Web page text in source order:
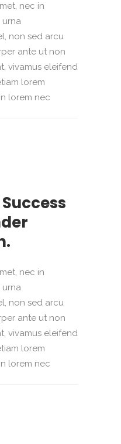
nec in
urna
non sed arcu
ante ut non
vivamus eleifend
lorem
lorem nec
nec in
urna
non sed arcu
ante ut non
vivamus eleifend
lorem
lorem nec